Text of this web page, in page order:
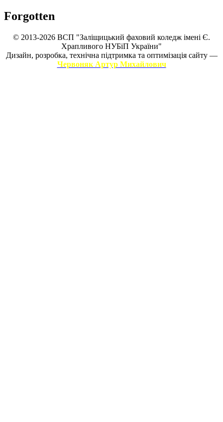
Forgotten
© 2013-2026 ВСП "Заліщицький фаховий коледж імені Є.
Храпливого НУБіП України"
Дизайн, розробка, технічна підтримка та оптимізація сайту —
Червоняк Артур Михайлович